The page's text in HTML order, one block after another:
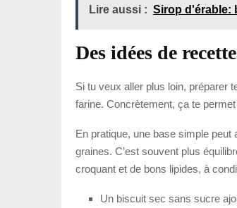
Lire aussi : Sirop d'érable:
Des idées de
Si tu veux aller plus loin, préparer
farine. Concrètement, ça te
En pratique, une base simple peut
graines. C’est souvent plus
croquant et de bons lipides, à
Un biscuit sec sans sucre